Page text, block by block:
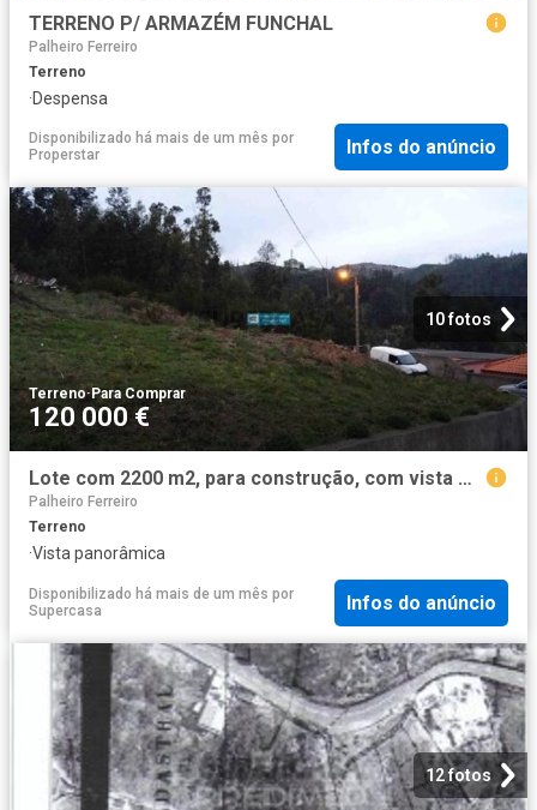
TERRENO P/ ARMAZÉM FUNCHAL
Palheiro Ferreiro
Terreno
·Despensa
Disponibilizado há mais de um mês por
Properstar
Infos do anúncio
10 fotos
Terreno·Para Comprar
120 000 €
Lote com 2200 m2, para construção, com vista mar e montanha
Palheiro Ferreiro
Terreno
·Vista panorâmica
Disponibilizado há mais de um mês por
Supercasa
Infos do anúncio
12 fotos